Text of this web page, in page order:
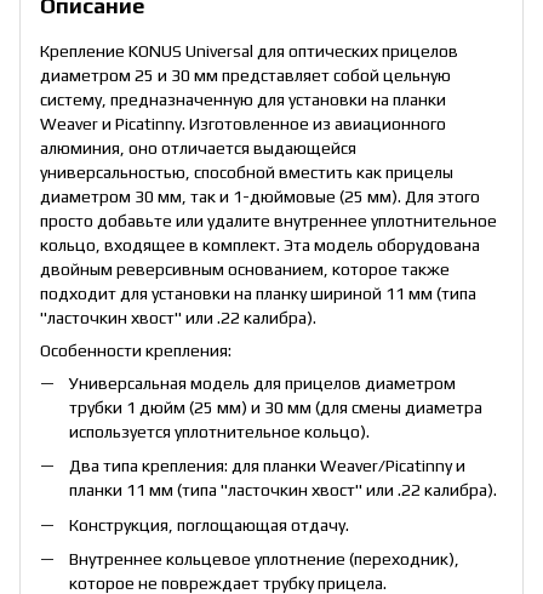
Описание
Крепление KONUS Universal для оптических прицелов
диаметром 25 и 30 мм представляет собой цельную
систему, предназначенную для установки на планки
Weaver и Picatinny. Изготовленное из авиационного
алюминия, оно отличается выдающейся
универсальностью, способной вместить как прицелы
диаметром 30 мм, так и 1-дюймовые (25 мм). Для этого
просто добавьте или удалите внутреннее уплотнительное
кольцо, входящее в комплект. Эта модель оборудована
двойным реверсивным основанием, которое также
подходит для установки на планку шириной 11 мм (типа
"ласточкин хвост" или .22 калибра).
Особенности крепления:
Универсальная модель для прицелов диаметром
трубки 1 дюйм (25 мм) и 30 мм (для смены диаметра
используется уплотнительное кольцо).
Два типа крепления: для планки Weaver/Picatinny и
планки 11 мм (типа "ласточкин хвост" или .22 калибра).
Конструкция, поглощающая отдачу.
Внутреннее кольцевое уплотнение (переходник),
которое не повреждает трубку прицела.